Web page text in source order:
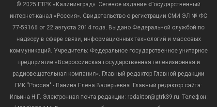
© 2025 ГТРК «Калининград». Сетевое издание «Государственный
интернет-канал «Россия». Свидетельство о регистрации СМИ ЭЛ № ФС
77-59166 от 22 августа 2014 года. Выдано Федеральной службой по
надзору в сфере связи, информационных технологий и массовых
коммуникаций. Учредитель: Федеральное государственное унитарное
предприятие «Всероссийская государственная телевизионная и
радиовещательная компания». Главный редактор Главной редакции
ГИК "Россия" - Панина Елена Валерьевна. Главный редактор сайта:
Ильина Н.Г. Электронная почта редакции: redaktor@gtrk39.ru. Телефон: